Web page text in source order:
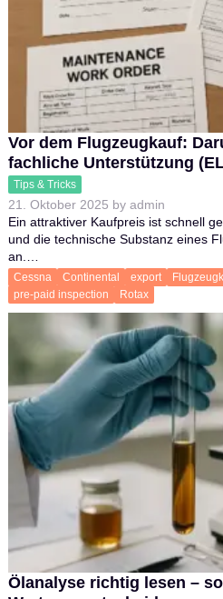
Vor dem Flugzeugkauf:
fachliche Unterstützung
Tips & Tricks
21. Oktober 2025 by admin
Ein attraktiver Kaufpreis ist schnell
und die technische Substanz eines
an.…
Cessna Continental export
pre-paid inspection
Rotax
Ölanalyse richtig lesen –